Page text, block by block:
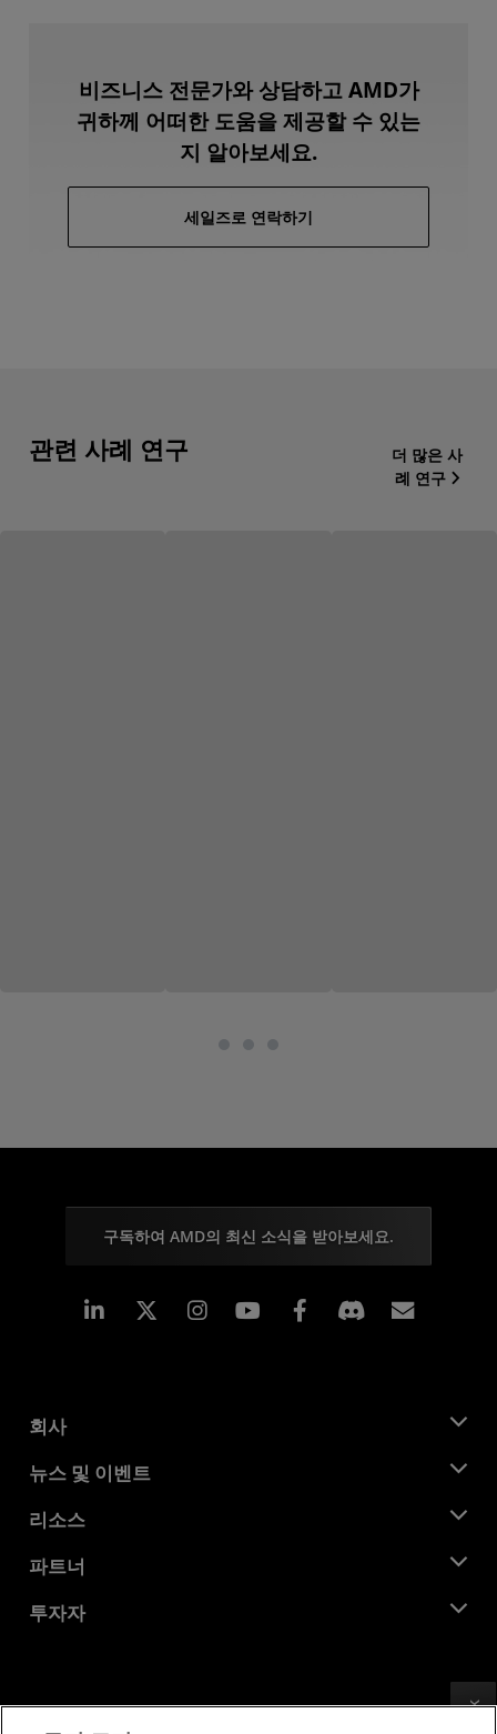
비즈니스 전문가와 상담하고 AMD가
귀하께 어떠한 도움을 제공할 수 있는
지 알아보세요.
세일즈로 연락하기
관련 사례 연구
더 많은 사
례 연구
구독하여 AMD의 최신 소식을 받아보세요.
Linkedin Instagram Facebook
회사
AMD 소개
기업의 사회적 책임
채용
문의하기
뉴스 및 이벤트
뉴스룸
미디어 라이브러리
리소스
개발자 센트럴
사례 연구
파트너
AMD 파트너 허브
투자자
이사위원회